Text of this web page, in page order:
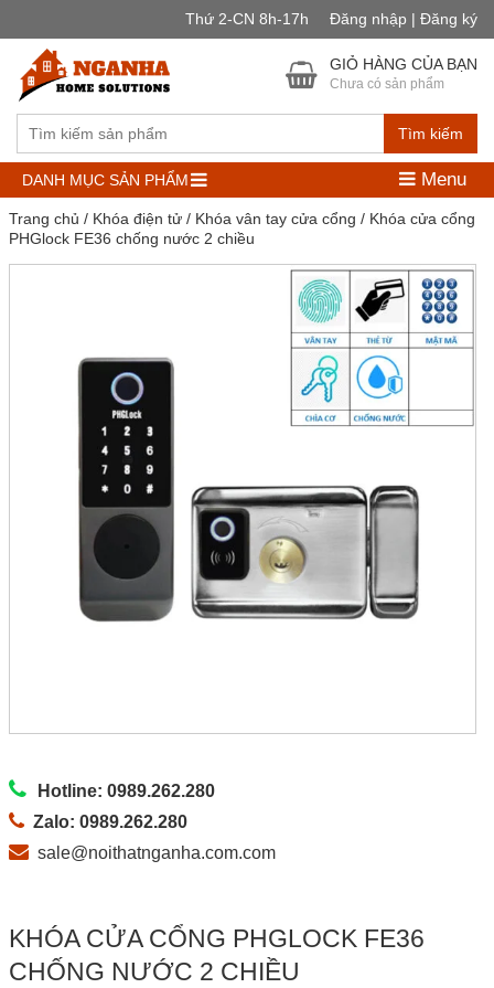
Thứ 2-CN 8h-17h Đăng nhập | Đăng ký
Tìm kiếm
GIỎ HÀNG CỦA BẠN
Chưa có sản phẩm
DANH MỤC SẢN PHẨM Menu
Trang chủ / Khóa điện tử/ Khóa vân tay cửa cổng / Khóa cửa cổng
PHGlock FE36 chống nước 2 chiều
Hotline: 0989.262.280
Zalo: 0989.262.280
sale@noithatnganha.com.com
KHÓA CỬA CỔNG PHGLOCK FE36
CHỐNG NƯỚC 2 CHIỀU